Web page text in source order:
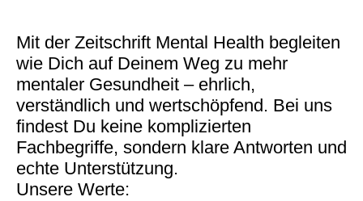
Mit der Zeitschrift Mental Health begleiten
wie Dich auf Deinem Weg zu mehr
mentaler Gesundheit – ehrlich,
verständlich und wertschöpfend. Bei uns
findest Du keine komplizierten
Fachbegriffe, sondern klare Antworten und
echte Unterstützung.
Unsere Werte: